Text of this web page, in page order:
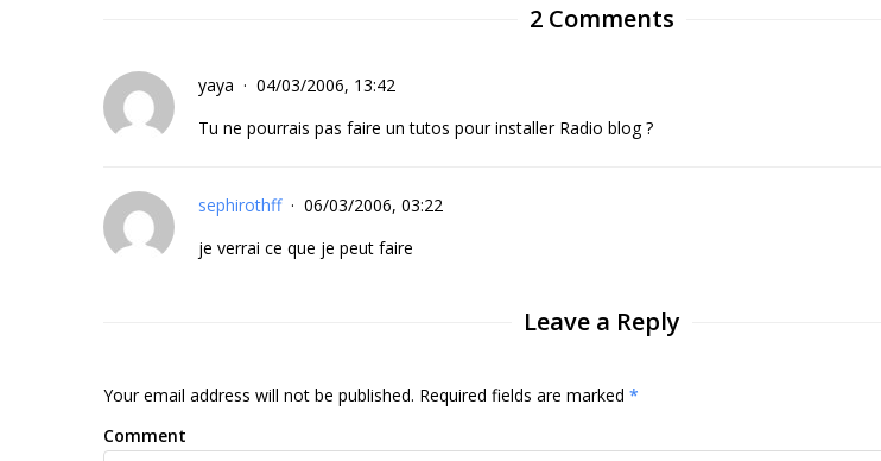
2 Comments
yaya
04/03/2006, 13:42
Tu ne pourrais pas faire un tutos pour installer Radio blog ?
sephirothff
06/03/2006, 03:22
je verrai ce que je peut faire
Leave a Reply
Your email address will not be published. Required fields are marked *
Comment